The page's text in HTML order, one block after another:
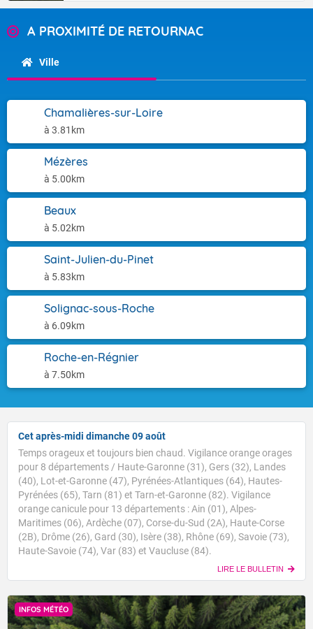
A PROXIMITÉ DE RETOURNAC
Ville
Chamalières-sur-Loire
à 3.81km
Mézères
à 5.00km
Beaux
à 5.02km
Saint-Julien-du-Pinet
à 5.83km
Solignac-sous-Roche
à 6.09km
Roche-en-Régnier
à 7.50km
Cet après-midi dimanche 09 août
Temps orageux et toujours bien chaud. Vigilance orange orages
pour 8 départements / Haute-Garonne (31), Gers (32), Landes
(40), Lot-et-Garonne (47), Pyrénées-Atlantiques (64), Hautes-
Pyrénées (65), Tarn (81) et Tarn-et-Garonne (82). Vigilance
orange canicule pour 13 départements : Ain (01), Alpes-
Maritimes (06), Ardèche (07), Corse-du-Sud (2A), Haute-Corse
(2B), Drôme (26), Gard (30), Isère (38), Rhône (69), Savoie (73),
Haute-Savoie (74), Var (83) et Vaucluse (84).
LIRE LE BULLETIN
INFOS MÉTÉO